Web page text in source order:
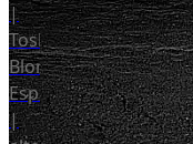
|
Toskana
Blonda
Espanola
|